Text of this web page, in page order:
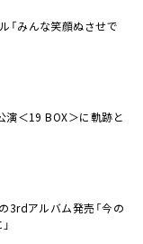
「みんな笑顔ぬさせで
演＜19 BOX＞に軌跡と
3rdアルバム発売「今の